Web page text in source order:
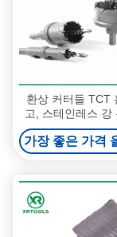
환상 커터들 TCT
고, 스테인레스 강
강을 위해 봤
가장 좋은 가격